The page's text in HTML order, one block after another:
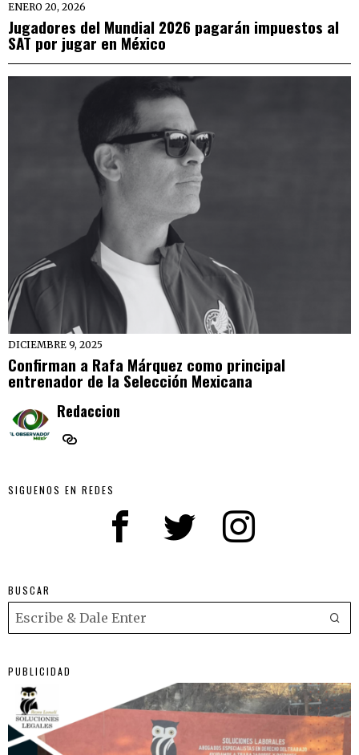
ENERO 20, 2026
Jugadores del Mundial 2026 pagarán impuestos al
SAT por jugar en México
DICIEMBRE 9, 2025
Confirman a Rafa Márquez como principal
entrenador de la Selección Mexicana
Redaccion
SIGUENOS EN REDES
BUSCAR
PUBLICIDAD